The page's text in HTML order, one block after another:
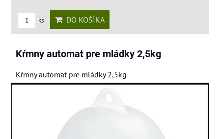
ks DO KOŠÍKA
Kŕmny automat pre mládky 2,5kg
Kŕmny automat pre mládky 2,5kg